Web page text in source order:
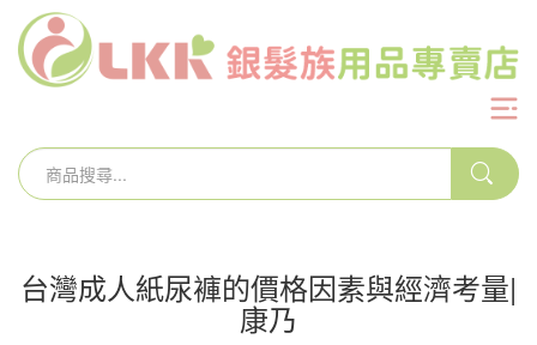
台灣成人紙尿褲的價格因素與經濟考量|
康乃